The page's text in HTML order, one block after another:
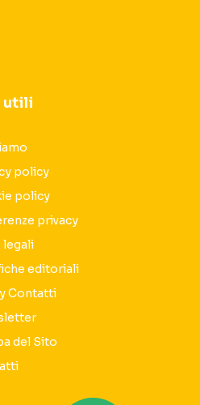
utili
policy
policy
privacy
editoriali
Contatti
del Sito